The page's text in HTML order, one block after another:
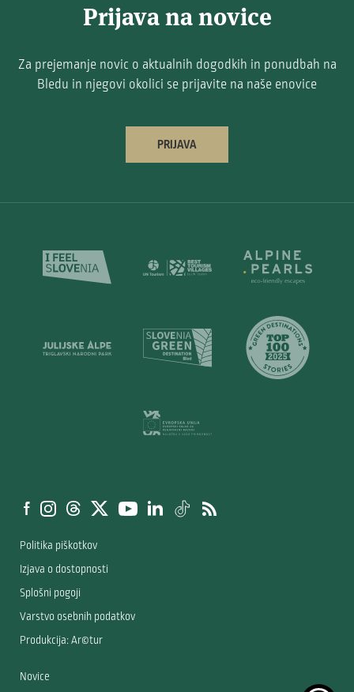
Prijava na novice
Za prejemanje novic o aktualnih dogodkih in ponudbah na
Bledu in njegovi okolici se prijavite na naše enovice
PRIJAVA
Novice
Politika piškotkov
Izjava o dostopnosti
Splošni pogoji
Varstvo osebnih podatkov
Produkcija: Ar©tur